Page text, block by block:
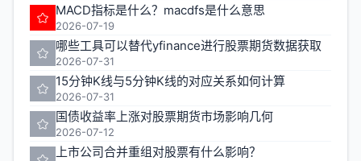
MACD指标是什么？macdfs是什么意思
2026-07-19
哪些工具可以替代yfinance进行股票期货数据获取
2026-07-31
15分钟K线与5分钟K线的对应关系如何计算
2026-07-31
国债收益率上涨对股票期货市场影响几何
2026-07-12
上市公司合并重组对股票有什么影响？